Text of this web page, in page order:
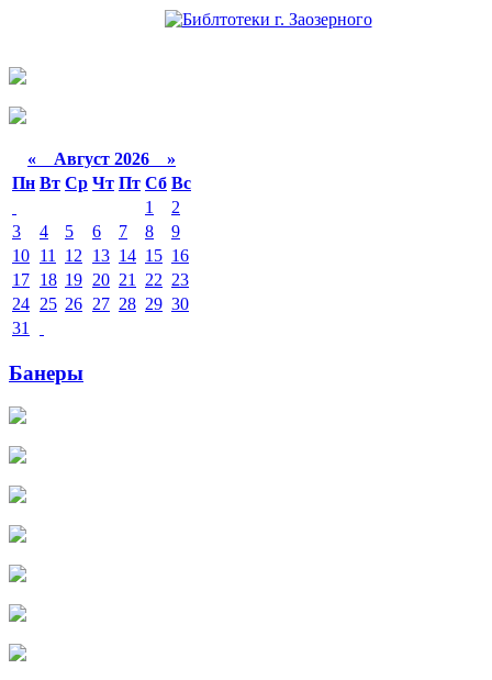
« Август 2026 »
Пн Вт Ср Чт Пт Сб Вс
1
2
3
4 5 6 7 8
9
10 11 12 13 14 15 16
17 18 19 20 21 22 23
24 25 26 27 28 29 30
31
Банеры